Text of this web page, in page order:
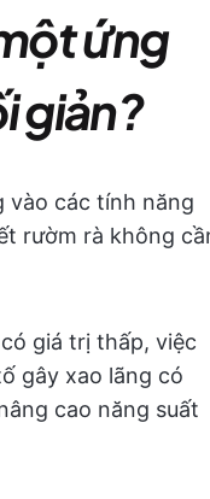
ứng
giản?
các tính năng
rườm rà không
giá trị thấp, việc
gây xao lãng có
cao năng suất